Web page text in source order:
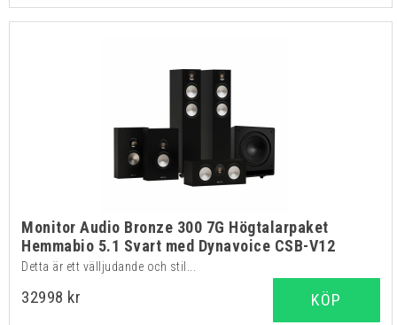
Monitor Audio Bronze 300 7G Högtalarpaket
Hemmabio 5.1 Svart med Dynavoice CSB-V12
Detta är ett välljudande och stil...
32998 kr KÖP